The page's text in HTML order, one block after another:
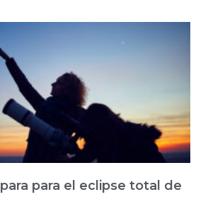
para el eclipse total de